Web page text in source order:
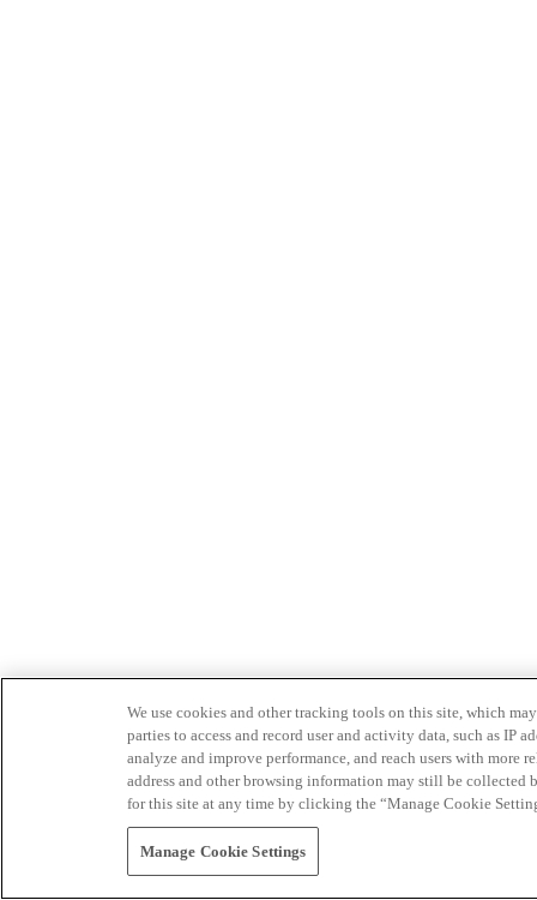
We use cookies and other tracking tools on this site, which
parties to access and record user and activity data, such as IP
analyze and improve performance, and reach users with
address and other browsing information may still be collected
for this site at any time by clicking the “Manage Cookie
Manage Cookie Settings